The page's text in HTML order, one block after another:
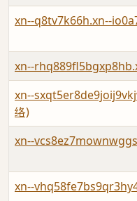
xn--q8tv7k66h.xn--
xn--
xn--
络)
xn--
xn--